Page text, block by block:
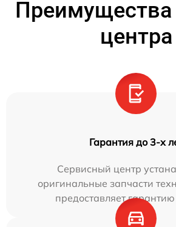
Преимущества
центра
Гарантия до 3-х
Сервисный центр
оригинальные запчасти
предоставляет гарантию